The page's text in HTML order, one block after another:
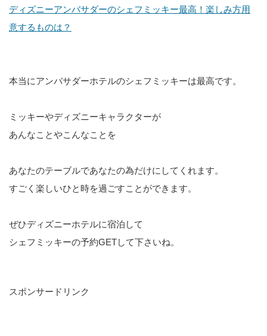
ディズニーアンバサダーのシェフミッキー最高！楽しみ方用
意するものは？
本当にアンバサダーホテルのシェフミッキーは最高です。
ミッキーやディズニーキャラクターが
あんなことやこんなことを
あなたのテーブルであなたの為だけにしてくれます。
すごく楽しいひと時を過ごすことができます。
ぜひディズニーホテルに宿泊して
シェフミッキーの予約GETして下さいね。
スポンサードリンク